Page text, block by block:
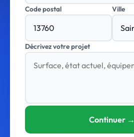
Code postal Ville
Décrivez votre projet
Continuer →